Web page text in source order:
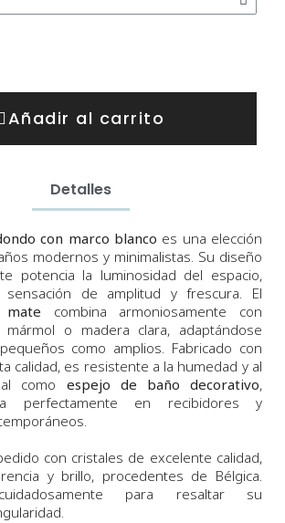
Añadir al carrito
Detalles
con marco blanco es una elección
modernos y minimalistas. Su diseño
potencia la luminosidad del espacio,
sensación de amplitud y frescura. El
combina armoniosamente con
mármol o madera clara, adaptándose
como amplios. Fabricado con
calidad, es resistente a la humedad y al
como espejo de baño decorativo,
perfectamente en recibidores y
con cristales de excelente calidad,
y brillo, procedentes de Bélgica.
para resaltar su